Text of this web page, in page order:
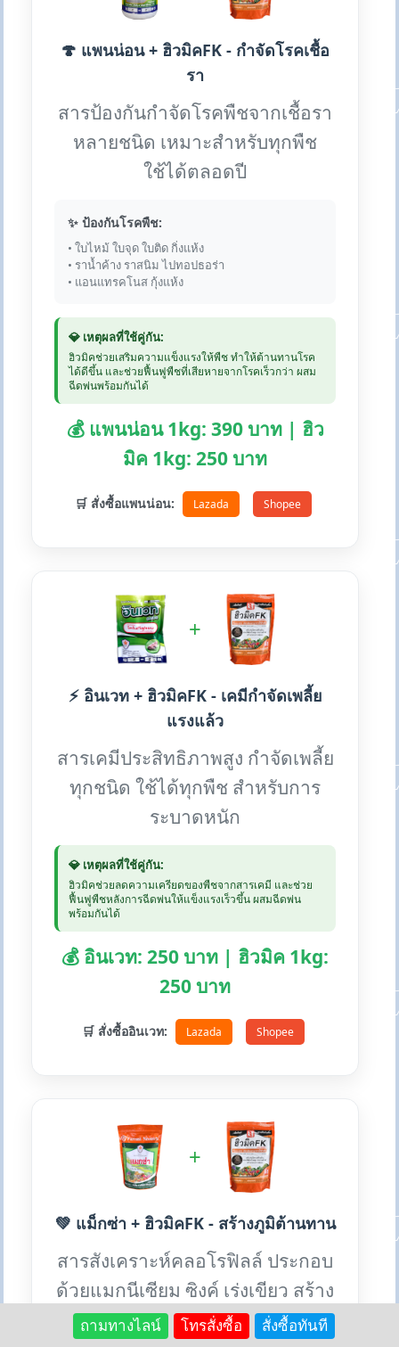
🍄 แพนน่อน + ฮิวมิคFK - กำจัดโรคเชื้อ
รา
สารป้องกันกำจัดโรคพืชจากเชื้อรา
หลายชนิด เหมาะสำหรับทุกพืช
ใช้ได้ตลอดปี
✨ ป้องกันโรคพืช:
• ใบไหม้ ใบจุด ใบติด กิ่งแห้ง
• ราน้ำค้าง ราสนิม ไปทอปธอร่า
• แอนแทรคโนส กุ้งแห้ง
💎 เหตุผลที่ใช้คู่กัน:
ฮิวมิคช่วยเสริมความแข็งแรงให้พืช ทำให้ต้านทานโรค
ได้ดีขึ้น และช่วยฟื้นฟูพืชที่เสียหายจากโรคเร็วกว่า ผสม
ฉีดพ่นพร้อมกันได้
💰 แพนน่อน 1kg: 390 บาท | ฮิว
มิค 1kg: 250 บาท
🛒 สั่งซื้อแพนน่อน: Lazada Shopee
+
⚡ อินเวท + ฮิวมิคFK - เคมีกำจัดเพลี้ย
แรงแล้ว
สารเคมีประสิทธิภาพสูง กำจัดเพลี้ย
ทุกชนิด ใช้ได้ทุกพืช สำหรับการ
ระบาดหนัก
💎 เหตุผลที่ใช้คู่กัน:
ฮิวมิคช่วยลดความเครียดของพืชจากสารเคมี และช่วย
ฟื้นฟูพืชหลังการฉีดพ่นให้แข็งแรงเร็วขึ้น ผสมฉีดพ่น
พร้อมกันได้
💰 อินเวท: 250 บาท | ฮิวมิค 1kg:
250 บาท
🛒 สั่งซื้ออินเวท: Lazada Shopee
+
💚 แม็กซ่า + ฮิวมิคFK - สร้างภูมิต้านทาน
สารสังเคราะห์คลอโรฟิลล์ ประกอบ
ด้วยแมกนีเซียม ซิงค์ เร่งเขียว สร้าง
ภูมิต้านทานโรค
ถามทางไลน์ โทรสั่งซื้อ สั่งซื้อทันที